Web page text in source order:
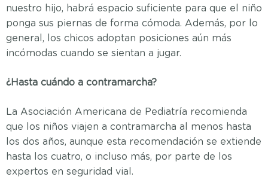
nuestro hijo, habrá espacio suficiente para que el niño
ponga sus piernas de forma cómoda. Además, por lo
general, los chicos adoptan posiciones aún más
incómodas cuando se sientan a jugar.
¿Hasta cuándo a contramarcha?
La Asociación Americana de Pediatría recomienda
que los niños viajen a contramarcha al menos hasta
los dos años, aunque esta recomendación se extiende
hasta los cuatro, o incluso más, por parte de los
expertos en seguridad vial.